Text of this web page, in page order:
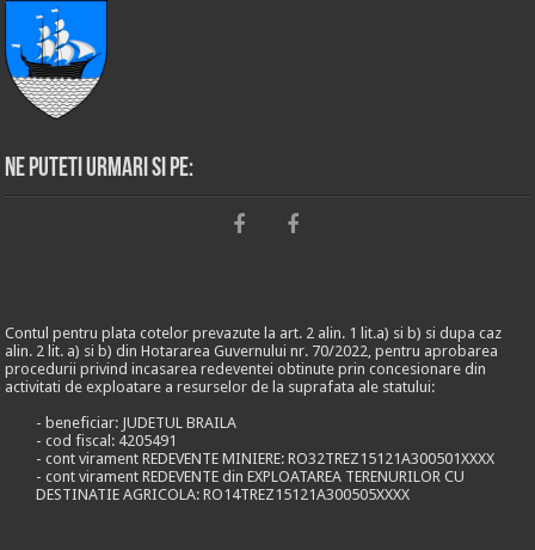
Ne puteti urmari si pe:
Contul pentru plata cotelor prevazute la art. 2 alin. 1 lit.a) si b) si dupa caz
alin. 2 lit. a) si b) din Hotararea Guvernului nr. 70/2022, pentru aprobarea
procedurii privind incasarea redeventei obtinute prin concesionare din
activitati de exploatare a resurselor de la suprafata ale statului:
- beneficiar: JUDETUL BRAILA
- cod fiscal: 4205491
- cont virament REDEVENTE MINIERE: RO32TREZ15121A300501XXXX
- cont virament REDEVENTE din EXPLOATAREA TERENURILOR CU
DESTINATIE AGRICOLA: RO14TREZ15121A300505XXXX